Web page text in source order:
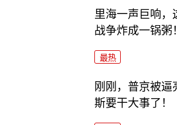
里海一声巨响，
战争炸成一锅粥！
最热
刚刚，普京被逼
斯要干大事了！